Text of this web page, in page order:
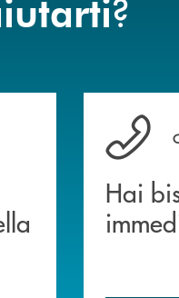
?
banca. Hai
Hai